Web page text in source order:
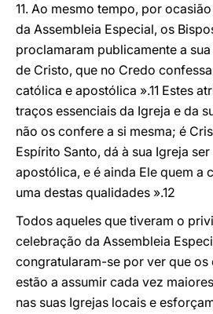
11. Ao mesmo tempo, por
da Assembleia Especial, os
proclamaram publicamente a
de Cristo, que no Credo
católica e apostólica ».11 Estes
traços essenciais da Igreja e da
não os confere a si mesma; é
Espírito Santo, dá à sua Igreja
apostólica, e é ainda Ele quem a
uma destas qualidades ».12
Todos aqueles que tiveram o
celebração da Assembleia
congratularam-se por ver que
estão a assumir cada vez
nas suas Igrejas locais e